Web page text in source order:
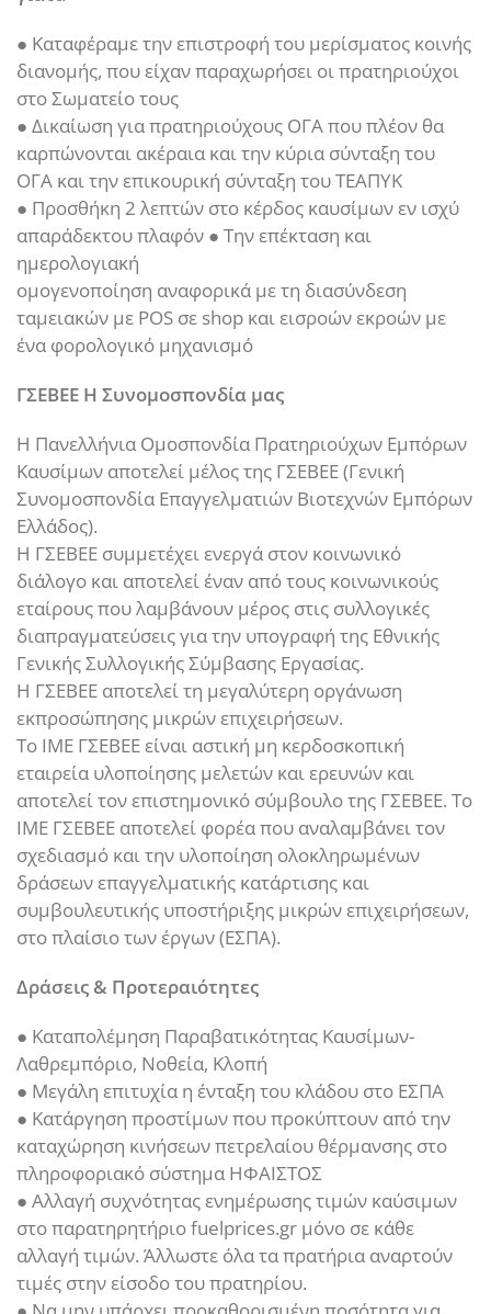
● Καταφέραμε την επιστροφή του μερίσματος κοινής
διανομής, που είχαν παραχωρήσει οι πρατηριούχοι
στο Σωματείο τους
● Δικαίωση για πρατηριούχους ΟΓΑ που πλέον θα
καρπώνονται ακέραια και την κύρια σύνταξη του
ΟΓΑ και την επικουρική σύνταξη του ΤΕΑΠΥΚ
● Προσθήκη 2 λεπτών στο κέρδος καυσίμων εν ισχύ
απαράδεκτου πλαφόν ● Την επέκταση και
ημερολογιακή
ομογενοποίηση αναφορικά με τη διασύνδεση
ταμειακών με POS σε shop και εισροών εκροών με
ένα φορολογικό μηχανισμό
ΓΣΕΒΕΕ Η Συνομοσπονδία μας
Η Πανελλήνια Ομοσπονδία Πρατηριούχων Εμπόρων
Καυσίμων αποτελεί μέλος της ΓΣΕΒΕΕ (Γενική
Συνομοσπονδία Επαγγελματιών Βιοτεχνών Εμπόρων
Ελλάδος).
Η ΓΣΕΒΕΕ συμμετέχει ενεργά στον κοινωνικό
διάλογο και αποτελεί έναν από τους κοινωνικούς
εταίρους που λαμβάνουν μέρος στις συλλογικές
διαπραγματεύσεις για την υπογραφή της Εθνικής
Γενικής Συλλογικής Σύμβασης Εργασίας.
Η ΓΣΕΒΕΕ αποτελεί τη μεγαλύτερη οργάνωση
εκπροσώπησης μικρών επιχειρήσεων.
Το ΙΜΕ ΓΣΕΒΕΕ είναι αστική μη κερδοσκοπική
εταιρεία υλοποίησης μελετών και ερευνών και
αποτελεί τον επιστημονικό σύμβουλο της ΓΣΕΒΕΕ. Το
ΙΜΕ ΓΣΕΒΕΕ αποτελεί φορέα που αναλαμβάνει τον
σχεδιασμό και την υλοποίηση ολοκληρωμένων
δράσεων επαγγελματικής κατάρτισης και
συμβουλευτικής υποστήριξης μικρών επιχειρήσεων,
στο πλαίσιο των έργων (ΕΣΠΑ).
Δράσεις & Προτεραιότητες
● Καταπολέμηση Παραβατικότητας Καυσίμων-
Λαθρεμπόριο, Νοθεία, Κλοπή
● Μεγάλη επιτυχία η ένταξη του κλάδου στο ΕΣΠΑ
● Κατάργηση προστίμων που προκύπτουν από την
καταχώρηση κινήσεων πετρελαίου θέρμανσης στο
πληροφοριακό σύστημα ΗΦΑΙΣΤΟΣ
● Αλλαγή συχνότητας ενημέρωσης τιμών καύσιμων
στο παρατηρητήριο fuelprices.gr μόνο σε κάθε
αλλαγή τιμών. Άλλωστε όλα τα πρατήρια αναρτούν
τιμές στην είσοδο του πρατηρίου.